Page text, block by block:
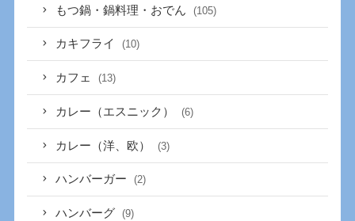
もつ鍋・鍋料理・おでん (105)
カキフライ (10)
カフェ (13)
カレー（エスニック） (6)
カレー（洋、欧） (3)
ハンバーガー (2)
ハンバーグ (9)